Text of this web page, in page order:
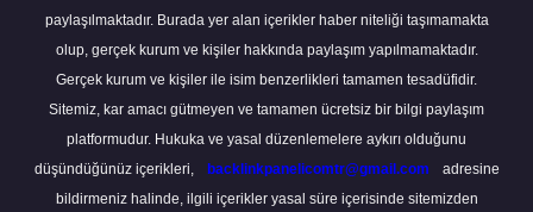
paylaşılmaktadır. Burada yer alan içerikler haber niteliği taşımamakta
olup, gerçek kurum ve kişiler hakkında paylaşım yapılmamaktadır.
Gerçek kurum ve kişiler ile isim benzerlikleri tamamen tesadüfidir.
Sitemiz, kar amacı gütmeyen ve tamamen ücretsiz bir bilgi paylaşım
platformudur. Hukuka ve yasal düzenlemelere aykırı olduğunu
düşündüğünüz içerikleri,
backlinkpanelicomtr@gmail.com
adresine
bildirmeniz halinde, ilgili içerikler yasal süre içerisinde sitemizden